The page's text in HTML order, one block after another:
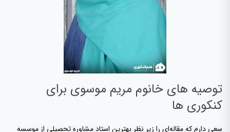
توصیه های خانوم مریم موسوی برای
کنکوری ها
سعی دارم که مقاله‌ای را زیر نظر بهترین استاد مشاوره تحصیلی از موسسه